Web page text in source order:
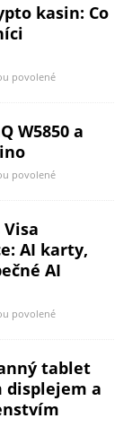
kasin: Co
povolené
W5850 a
povolené
AI karty,
AI
povolené
tablet
displejem a